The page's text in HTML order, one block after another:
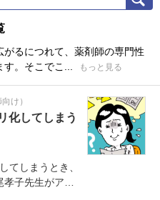
るにつれて、薬剤師の専門性
。そこでこ...
もっと見る
け）
化してしまう
てしまうとき、
子先生がアド